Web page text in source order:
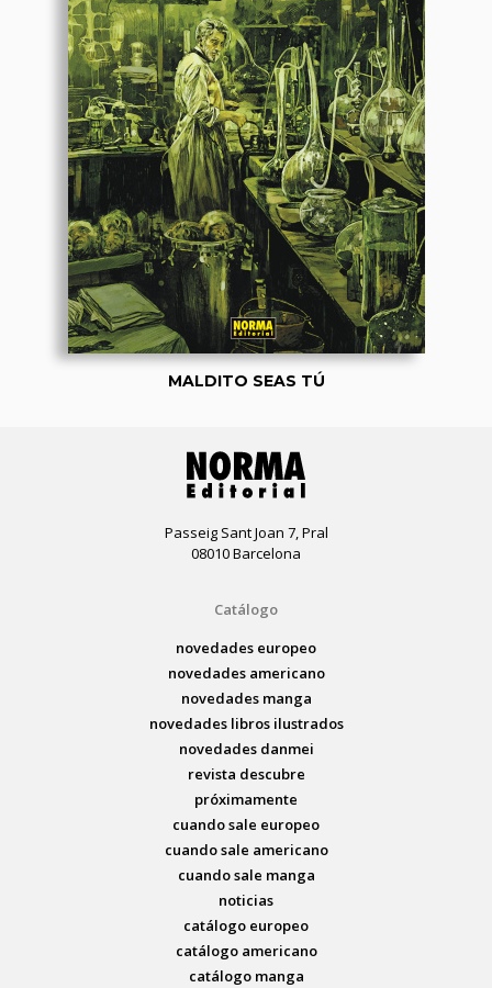
MALDITO SEAS TÚ
Passeig Sant Joan 7, Pral
08010 Barcelona
Catálogo
novedades europeo
novedades americano
novedades manga
novedades libros ilustrados
novedades danmei
revista descubre
próximamente
cuando sale europeo
cuando sale americano
cuando sale manga
noticias
catálogo europeo
catálogo americano
catálogo manga